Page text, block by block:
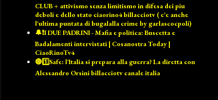
CLUB + attivismo senza limitismo in difesa dei piu
deboli e dello stato ciaorino4 billacciotv ( c'e anche
l'ultima puntata di bugalalla crime by garlascocpoli)
🔔❗️I DUE PADRINI - Mafia e politica: Buscetta e
Badalamenti intervistati | Cosanostra Today |
CiaoRinoTv4
🔴1️⃣Safe: l'Italia si prepara alla guerra? La diretta con
Alessandro Orsini billacciotv canale italia